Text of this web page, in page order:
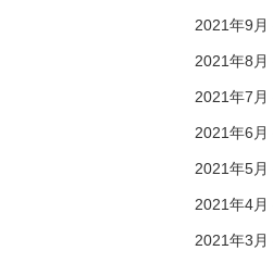
2021年9月
2021年8月
2021年7月
2021年6月
2021年5月
2021年4月
2021年3月